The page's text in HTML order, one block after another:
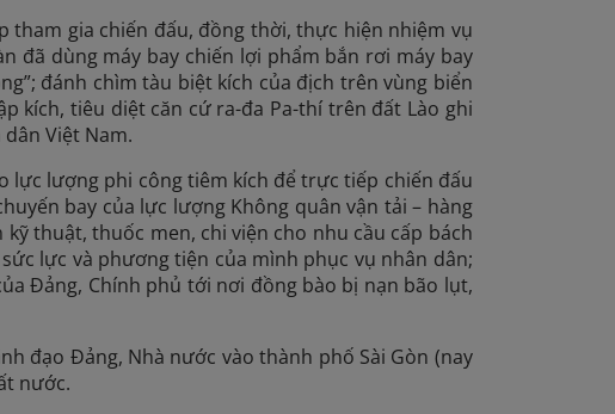
tham gia chiến đấu, đồng thời, thực hiện nhiệm vụ
đã dùng máy bay chiến lợi phẩm bắn rơi máy bay
đánh chìm tàu biệt kích của địch trên vùng biển
kích, tiêu diệt căn cứ ra-đa Pa-thí trên đất Lào ghi
Việt Nam.
lực lượng phi công tiêm kích để trực tiếp chiến đấu
bay của lực lượng Không quân vận tải – hàng
thuật, thuốc men, chi viện cho nhu cầu cấp bách
lực và phương tiện của mình phục vụ nhân dân;
Đảng, Chính phủ tới nơi đồng bào bị nạn bão lụt,
đạo Đảng, Nhà nước vào thành phố Sài Gòn (nay
nước.